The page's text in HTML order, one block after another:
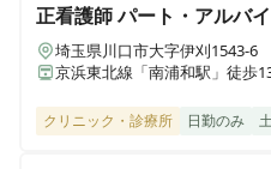
正看護師パート・アルバ
埼玉県川口市大字伊刈1543-6
京浜東北線「南浦和駅」徒歩
クリニック・診療所 日勤のみ